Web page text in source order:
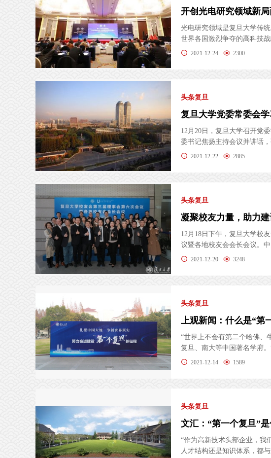
光电研究领域是复旦大学传
世界各国激烈争夺的高科技
2021-12-24 2300
头条复旦
复旦大学党委常委会
12月20日，复旦大学召开党
委书记焦扬主持会议并讲话
2021-12-22 2885
头条复旦
12月18日下午，复旦大学校
议暨各地校友会会长会议。
2021-12-20 3248
头条复旦
“世界上不会有第二个哈佛、
复旦、南大等中国著名学府。
2021-12-14 1589
头条复旦
“作为高新技术头部企业，我
人才结构还是知识体系，都